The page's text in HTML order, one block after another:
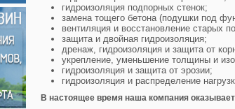
гидроизоляция подпорных стенок;
замена тощего бетона (подушки под
вентиляция и восстановление старых
защита и двойная гидроизоляция;
дренаж, гидроизоляция и защита от
укрепление, уменьшение толщины и
гидроизоляция и защита от эрозии;
гидроизоляция и распределение
В настоящее время наша компания